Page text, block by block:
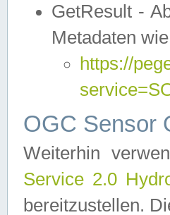
GetResult -
Metadaten
https://
OGC Sensor
Weiterhin
Service 2.0
bereitzustellen.